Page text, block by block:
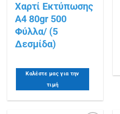
Χαρτί Εκτύπωσης
Α4 80gr 500
Φύλλα/ (5
Δεσμίδα)
Καλέστε μας για την
τιμή